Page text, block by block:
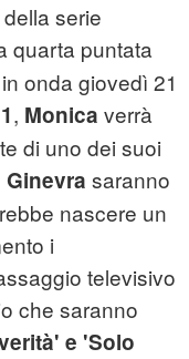
serie
quarta puntata
onda giovedì 21
, Monica verrà
di uno dei suoi
Ginevra saranno
nascere un
i
televisivo
che saranno
e 'Solo